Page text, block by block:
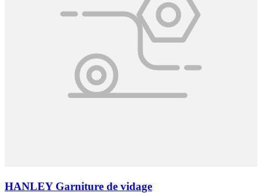
HANLEY Garniture de vidage